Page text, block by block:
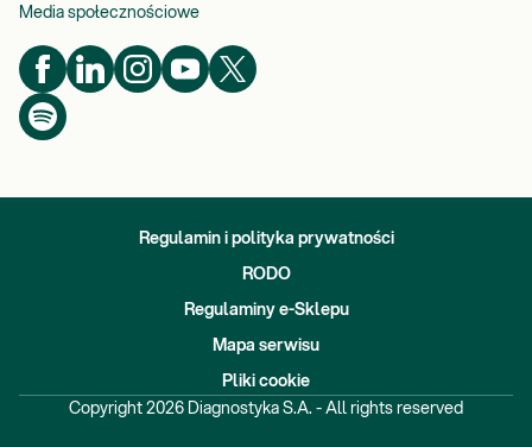
Media społecznościowe
Regulamin i polityka prywatności
RODO
Regulaminy e-Sklepu
Mapa serwisu
Pliki cookie
Copyright 2026 Diagnostyka S.A. - All rights reserved